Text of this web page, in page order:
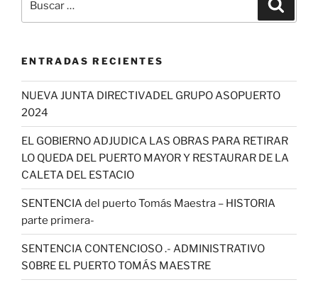
por:
ENTRADAS RECIENTES
NUEVA JUNTA DIRECTIVADEL GRUPO ASOPUERTO
2024
EL GOBIERNO ADJUDICA LAS OBRAS PARA RETIRAR
LO QUEDA DEL PUERTO MAYOR Y RESTAURAR DE LA
CALETA DEL ESTACIO
SENTENCIA del puerto Tomás Maestra – HISTORIA
parte primera-
SENTENCIA CONTENCIOSO .- ADMINISTRATIVO
S0BRE EL PUERTO TOMÁS MAESTRE